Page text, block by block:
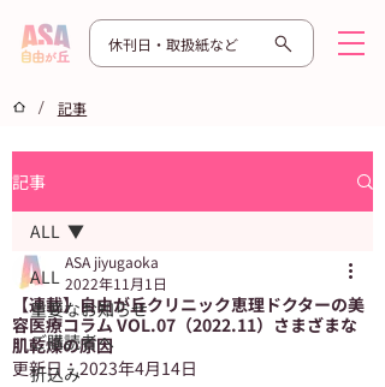
休刊日・取扱紙など
/ 記事
記事
ALL
重要なお知らせ
ご購読者へ
折込み
ALL
【連載】自由が丘クリニック恵理ドクターの美
容医療コラム VOL.07（2022.11）さまざまな
肌乾燥の原因
ASA jiyugaoka
2022年11月1日
更新日：2023年4月14日